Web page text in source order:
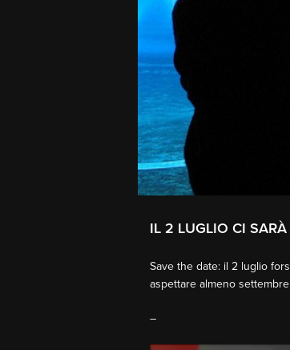
IL 2 LUGLIO CI SARÀ
Save the date: il 2 luglio
aspettare almeno
–